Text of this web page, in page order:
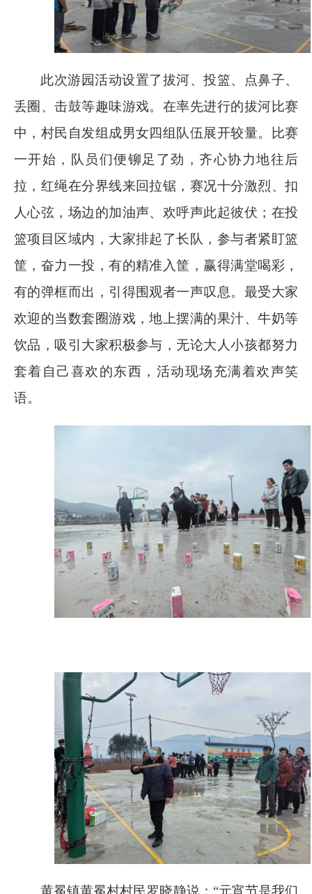
此次游园活动设置了拔河、投篮、点鼻子、
丢圈、击鼓等趣味游戏。在率先进行的拔河比赛
中，村民自发组成男女四组队伍展开较量。比赛
一开始，队员们便铆足了劲，齐心协力地往后
拉，红绳在分界线来回拉锯，赛况十分激烈、扣
人心弦，场边的加油声、欢呼声此起彼伏；在投
篮项目区域内，大家排起了长队，参与者紧盯篮
筐，奋力一投，有的精准入筐，赢得满堂喝彩，
有的弹框而出，引得围观者一声叹息。最受大家
欢迎的当数套圈游戏，地上摆满的果汁、牛奶等
饮品，吸引大家积极参与，无论大人小孩都努力
套着自己喜欢的东西，活动现场充满着欢声笑
语。
黄冕镇黄冕村村民罗晓静说：“元宵节是我们